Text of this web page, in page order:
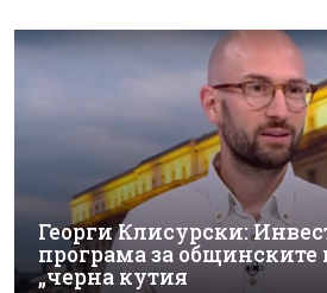
Георги Клисурски:
програма за общинските
„черна кутия